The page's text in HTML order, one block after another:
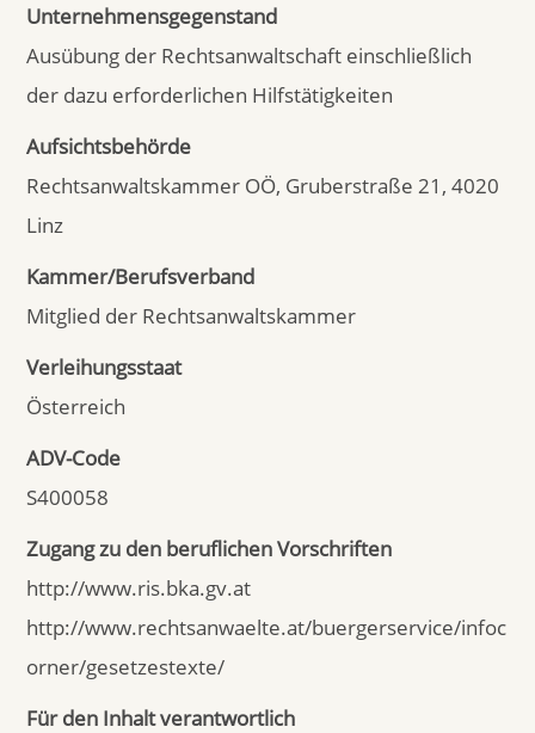
Unternehmensgegenstand
Ausübung der Rechtsanwaltschaft einschließlich
der dazu erforderlichen Hilfstätigkeiten
Aufsichtsbehörde
Rechtsanwaltskammer OÖ, Gruberstraße 21, 4020
Linz
Kammer/Berufsverband
Mitglied der Rechtsanwaltskammer
Verleihungsstaat
Österreich
ADV-Code
S400058
Zugang zu den beruflichen Vorschriften
http://www.ris.bka.gv.at
http://www.rechtsanwaelte.at/buergerservice/infoc
orner/gesetzestexte/
Für den Inhalt verantwortlich